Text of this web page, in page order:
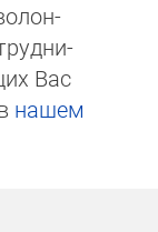
Вас
на­шем